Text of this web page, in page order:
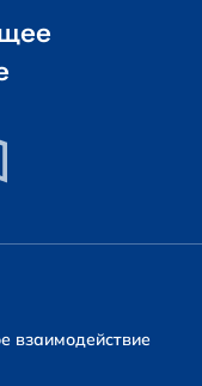
взаимодействие